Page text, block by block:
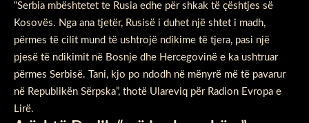
“Serbia mbështetet te Rusia edhe për shkak të çështjes së
Kosovës. Nga ana tjetër, Rusisë i duhet një shtet i madh,
përmes të cilit mund të ushtrojë ndikime të tjera, pasi një
pjesë të ndikimit në Bosnje dhe Hercegovinë e ka ushtruar
përmes Serbisë. Tani, kjo po ndodh në mënyrë më të pavarur
në Republikën Sërpska”, thotë Ulareviq për Radion Evropa e
Lirë.